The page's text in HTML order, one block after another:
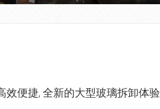
效便捷, 全新的大型玻璃拆卸体验